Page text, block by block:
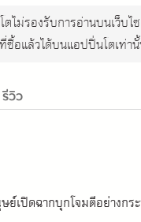
ไม่รองรับการอ่านบนเว็บไ
ซื้อแล้วได้บนแอปปิ่นโตเท่า
รีวิว
ย์เปิดฉากบุกโจมตีอย่างก